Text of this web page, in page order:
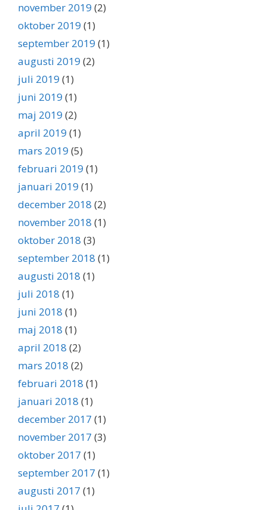
november 2019 (2)
oktober 2019 (1)
september 2019 (1)
augusti 2019 (2)
juli 2019 (1)
juni 2019 (1)
maj 2019 (2)
april 2019 (1)
mars 2019 (5)
februari 2019 (1)
januari 2019 (1)
december 2018 (2)
november 2018 (1)
oktober 2018 (3)
september 2018 (1)
augusti 2018 (1)
juli 2018 (1)
juni 2018 (1)
maj 2018 (1)
april 2018 (2)
mars 2018 (2)
februari 2018 (1)
januari 2018 (1)
december 2017 (1)
november 2017 (3)
oktober 2017 (1)
september 2017 (1)
augusti 2017 (1)